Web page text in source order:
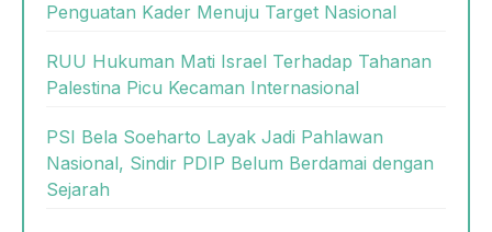
Penguatan Kader Menuju Target Nasional
RUU Hukuman Mati Israel Terhadap Tahanan
Palestina Picu Kecaman Internasional
PSI Bela Soeharto Layak Jadi Pahlawan
Nasional, Sindir PDIP Belum Berdamai dengan
Sejarah